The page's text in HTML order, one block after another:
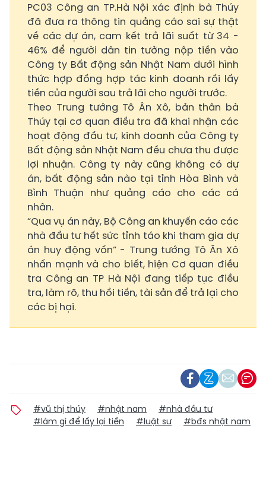
PC03 Công an TP.Hà Nội xác định bà Thúy
đã đưa ra thông tin quảng cáo sai sự thật
về các dự án, cam kết trả lãi suất từ 34 -
46% để người dân tin tưởng nộp tiền vào
Công ty Bất động sản Nhật Nam dưới hình
thức hợp đồng hợp tác kinh doanh rồi lấy
tiền của người sau trả lãi cho người trước.
Theo Trung tướng Tô Ân Xô, bản thân bà
Thúy tại cơ quan điều tra đã khai nhận các
hoạt động đầu tư, kinh doanh của Công ty
Bất động sản Nhật Nam đều chưa thu được
lợi nhuận. Công ty này cũng không có dự
án, bất động sản nào tại tỉnh Hòa Bình và
Bình Thuận như quảng cáo cho các cá
nhân.
“Qua vụ án này, Bộ Công an khuyến cáo các
nhà đầu tư hết sức tỉnh táo khi tham gia dự
án huy động vốn” - Trung tướng Tô Ân Xô
nhấn mạnh và cho biết, hiện Cơ quan điều
tra Công an TP Hà Nội đang tiếp tục điều
tra, làm rõ, thu hồi tiền, tài sản để trả lại cho
các bị hại.
#vũ thị thúy #nhật nam
#nhà đầu tư
#làm gì để lấy lại tiền
#luật sư #bđs nhật nam